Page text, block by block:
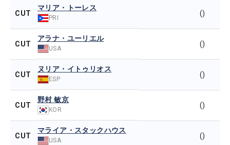
CUT
マリア・トーレス
PRI
()
CUT
アラナ・ユーリエル
USA
()
CUT
ヌリア・イトゥリオス
ESP
()
CUT
野村 敏京
KOR
()
CUT
マライア・スタックハウス
USA
()